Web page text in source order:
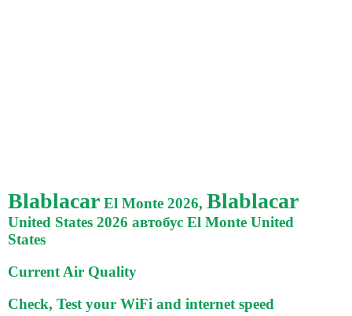
Blablacar El Monte 2026, Blablacar
United States 2026 автобус El Monte United
States
Current Air Quality
Check, Test your WiFi and internet speed